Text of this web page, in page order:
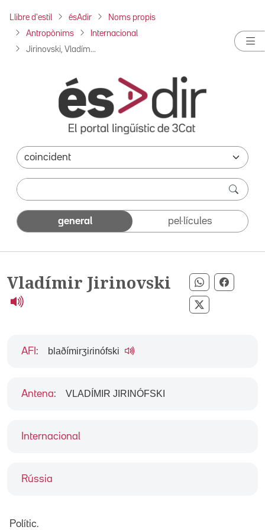
Llibre d'estil ésAdir Noms propis
Antropònims Internacional
Jirinovski, Vladím...
general pel·lícules
Vladímir Jirinovski Compartir
Compartir
Internacional
Rússia
AFI : blaðímirʒiɾinófski
Antena: VLADÍMIR JIRINÓFSKI
Polític.